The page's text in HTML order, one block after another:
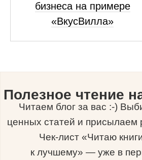
бизнеса на примере
«ВкусВилла»
Полезное чтение
Читаем блог за вас :-)
ценных статей и присылаем
Чек-лист «Читаю
к лучшему» — уже в